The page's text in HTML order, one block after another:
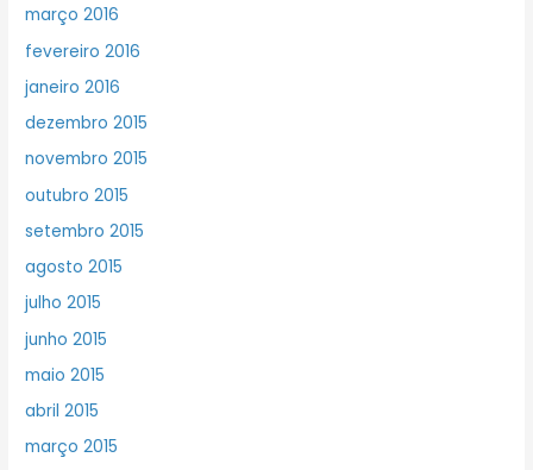
março 2016
fevereiro 2016
janeiro 2016
dezembro 2015
novembro 2015
outubro 2015
setembro 2015
agosto 2015
julho 2015
junho 2015
maio 2015
abril 2015
março 2015